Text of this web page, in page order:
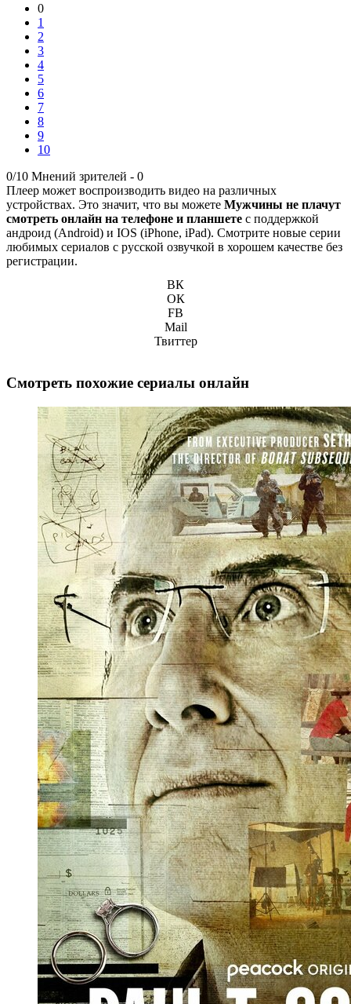
0
1
2
3
4
5
6
7
8
9
10
0/10 Мнений зрителей - 0
Плеер может воспроизводить видео на различных
устройствах. Это значит, что вы можете Мужчины не плачут
смотреть онлайн на телефоне и планшете с поддержкой
андроид (Android) и IOS (iPhone, iPad). Смотрите новые серии
любимых сериалов с русской озвучкой в хорошем качестве без
регистрации.
ВК
ОК
FB
Mail
Твиттер
Смотреть похожие сериалы онлайн